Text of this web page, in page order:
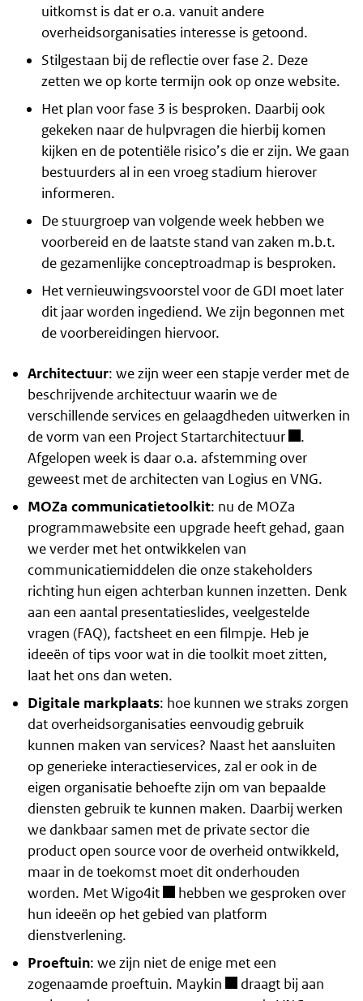
uitkomst is dat er o.a. vanuit andere
overheidsorganisaties interesse is getoond.
Stilgestaan bij de reflectie over fase 2. Deze
zetten we op korte termijn ook op onze website.
Het plan voor fase 3 is besproken. Daarbij ook
gekeken naar de hulpvragen die hierbij komen
kijken en de potentiële risico’s die er zijn. We gaan
bestuurders al in een vroeg stadium hierover
informeren.
De stuurgroep van volgende week hebben we
voorbereid en de laatste stand van zaken m.b.t.
de gezamenlijke conceptroadmap is besproken.
Het vernieuwingsvoorstel voor de GDI moet later
dit jaar worden ingediend. We zijn begonnen met
de voorbereidingen hiervoor.
Architectuur: we zijn weer een stapje verder met de
beschrijvende architectuur waarin we de
verschillende services en gelaagdheden uitwerken in
de vorm van een Project Startarchitectuur
.
Afgelopen week is daar o.a. afstemming over
geweest met de architecten van Logius en VNG.
MOZa communicatietoolkit: nu de MOZa
programmawebsiteeen upgrade heeft gehad, gaan
we verder met het ontwikkelen van
communicatiemiddelen die onze stakeholders
richting hun eigen achterban kunnen inzetten. Denk
aan een aantal presentatieslides, veelgestelde
vragen (FAQ), factsheet en een filmpje. Heb je
ideeën of tips voor wat in die toolkit moet zitten,
laat het ons dan weten.
Digitale markplaats: hoe kunnen we straks zorgen
dat overheidsorganisaties eenvoudig gebruik
kunnen maken van services? Naast het aansluiten
op generieke interactieservices, zal er ook in de
eigen organisatie behoefte zijn om van bepaalde
diensten gebruik te kunnen maken. Daarbij werken
we dankbaar samen met de private sector die
product open source voor de overheid ontwikkeld,
maar in de toekomst moet dit onderhouden
worden. MetWigo4it
hebben we gesproken over
hun ideeën op het gebied van platform
dienstverlening.
Proeftuin: we zijn niet de enige met een
zogenaamde proeftuin. Maykin
draagt bij aan